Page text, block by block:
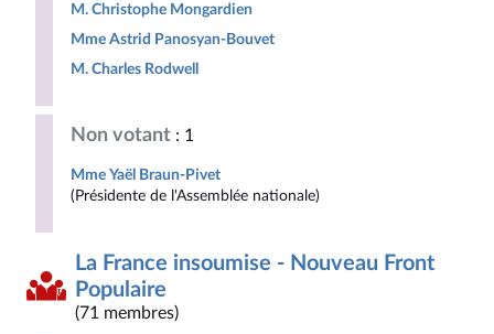
M. Christophe Mongardien
Mme Astrid Panosyan-Bouvet
M. Charles Rodwell
Non votant : 1
Mme Yaël Braun-Pivet
(Présidente de l'Assemblée nationale)
La France insoumise - Nouveau Front
Populaire
(71 membres)